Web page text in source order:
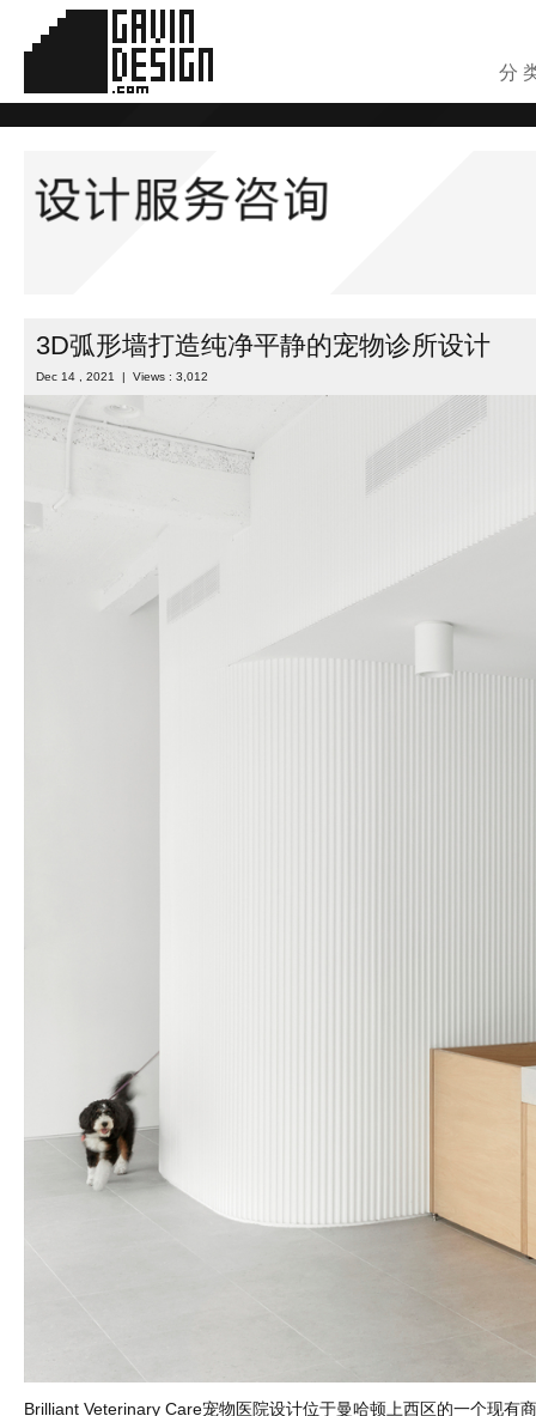
分
3D弧形墙打造纯净平静的宠物诊所设计
Dec 14 , 2021 | Views : 3,012
Brilliant Veterinary Care宠物医院设计位于曼哈顿上西区的一个现有